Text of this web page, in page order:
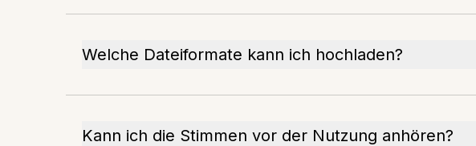
Welche Dateiformate kann ich hochladen?
Kann ich die Stimmen vor der Nutzung anhören?